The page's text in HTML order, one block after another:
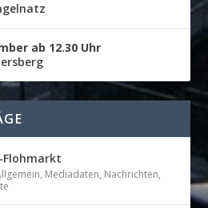
ab 12.30 Uhr
Flohmarkt
, Mediadaten, Nachrichten,